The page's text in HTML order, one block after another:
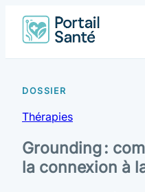
Thérapies
Grounding :
la connexion à